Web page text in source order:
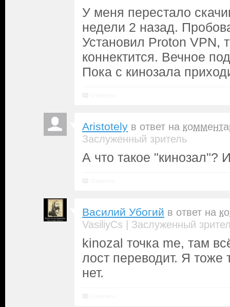
У меня перестало
недели 2 назад.
Установил Proton VPN,
коннектится. Вечное
Пока с кинозала
Aristotely в ответ на
Заслуженный зритель
А что такое "кинозал"?
Василий Убогий в ответ на
VasiliyCs | Заслуженный
kinozal точка me, там
лост переводит. Я тоже
нет.